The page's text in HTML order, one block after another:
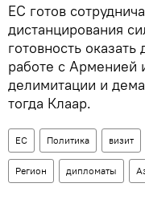
ЕС готов
дистанцирования
готовность
работе с Арменией
делимитации и
тогда Клаар.
ЕС Политика визит
Регион дипломаты